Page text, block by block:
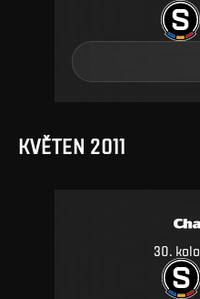
KVĚTEN 2011
30. kolo